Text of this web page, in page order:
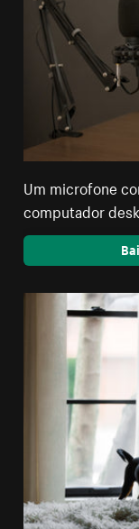
Um microfone
computador